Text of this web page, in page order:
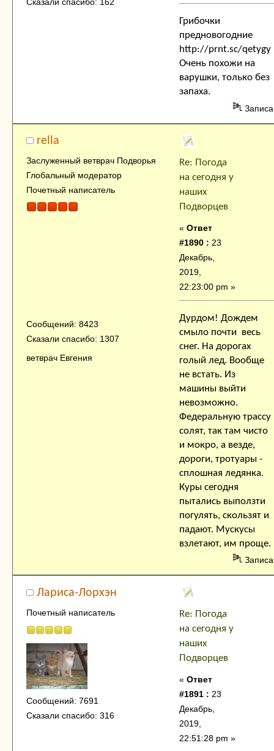
Сказали спасибо: 162
Грибочки
предновогодние
http://prnt.sc/qetygy
Очень похожи на
варушки, только без
запаха.
rella
Заслуженный ветврач Подворья
Глобальный модератор
Почетный написатель
Сообщений: 8423
Сказали спасибо: 1307
ветврач Евгения
Re: Погода
на сегодня у
наших
Подворцев
« Ответ
#1890 : 23
Декабрь,
2019,
22:23:00 pm »
Дурдом! Дождем
смыло почти весь
снег. На дорогах
голый лед. Вообще
не встать. Из
машины выйти
невозможно.
Федеральную трассу
солят, так там чисто
и мокро, а везде,
дороги, тротуары -
сплошная ледянка.
Куры сегодня
пытались выползти
погулять, скользят и
падают. Мускусы
взлетают, им проще.
Лариса-Лорхэн
Почетный написатель
Сообщений: 7691
Сказали спасибо: 316
Re: Погода
на сегодня у
наших
Подворцев
« Ответ
#1891 : 23
Декабрь,
2019,
22:51:28 pm »